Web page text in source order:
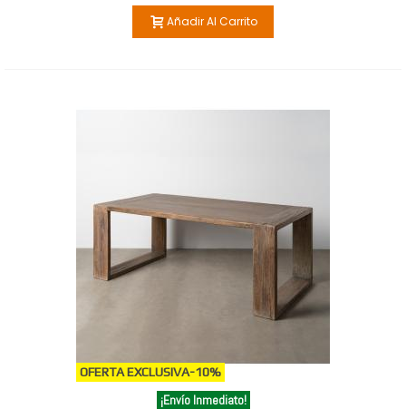
Añadir Al Carrito
OFERTA EXCLUSIVA-10%
¡Envío Inmediato!